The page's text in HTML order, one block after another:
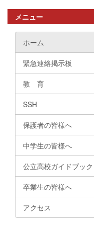
メニュー
ホーム
緊急連絡掲示板
教 育
SSH
保護者の皆様へ
中学生の皆様へ
公立高校ガイドブック
卒業生の皆様へ
アクセス